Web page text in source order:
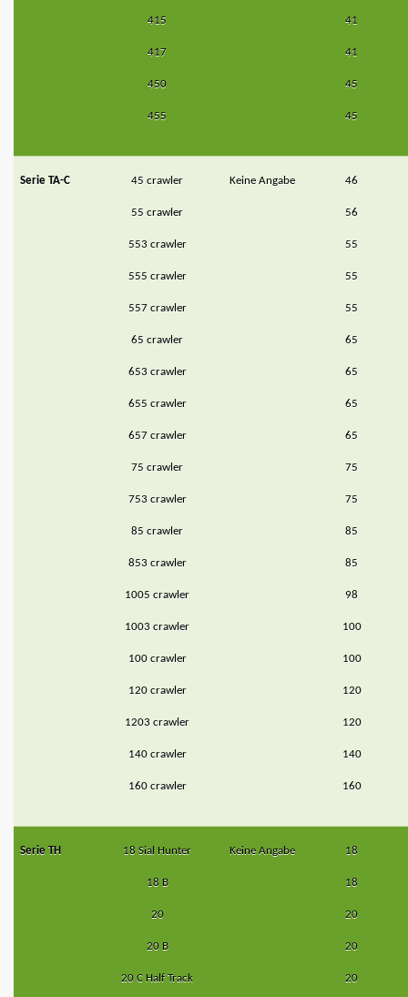
415
417
450
455
41
41
45
45
Serie TA-C 45 crawler
55 crawler
553 crawler
555 crawler
557 crawler
65 crawler
653 crawler
655 crawler
657 crawler
75 crawler
753 crawler
85 crawler
853 crawler
1005 crawler
1003 crawler
100 crawler
120 crawler
1203 crawler
140 crawler
160 crawler
Keine Angabe 46
56
55
55
55
65
65
65
65
75
75
85
85
98
100
100
120
120
140
160
Serie TH 18 Sial Hunter
18 B
20
20 B
20 C Half Track
Keine Angabe 18
18
20
20
20